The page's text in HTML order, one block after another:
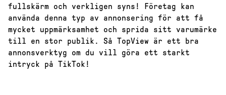
fullskärm och verkligen syns! Företag kan
använda denna typ av annonsering för att få
mycket uppmärksamhet och sprida sitt varumärke
till en stor publik. Så TopView är ett bra
annonsverktyg om du vill göra ett starkt
intryck på TikTok!